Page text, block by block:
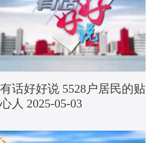
有话好好说 5528户居民的贴
心人 2025-05-03